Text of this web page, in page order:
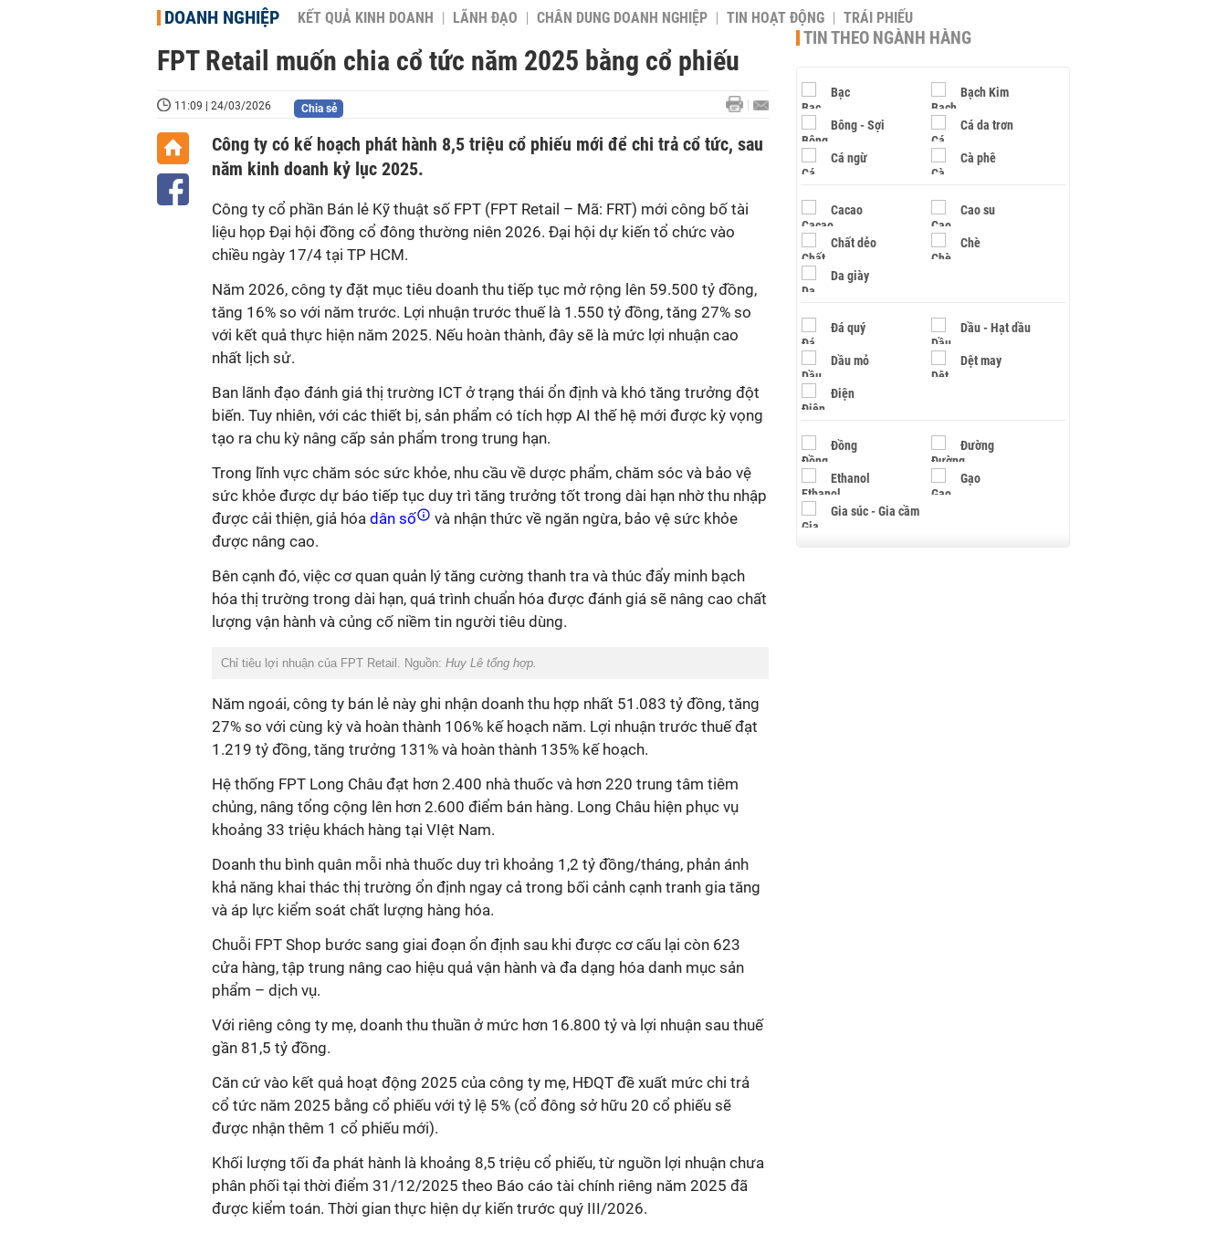
DOANH NGHIỆP KẾT QUẢ KINH DOANH LÃNH ĐẠO CHÂN DUNG DOANH NGHIỆP TIN HOẠT ĐỘNG TRÁI PHIẾU
FPT Retail muốn chia cổ tức năm 2025 bằng cổ phiếu
11:09 | 24/03/2026 Chia sẻ
Công ty có kế hoạch phát hành 8,5 triệu cổ phiếu mới để chi trả cổ tức, sau
năm kinh doanh kỷ lục 2025.
Công ty cổ phần Bán lẻ Kỹ thuật số FPT (FPT Retail – Mã: FRT) mới công bố tài
liệu họp Đại hội đồng cổ đông thường niên 2026. Đại hội dự kiến tổ chức vào
chiều ngày 17/4 tại TP HCM.
Năm 2026, công ty đặt mục tiêu doanh thu tiếp tục mở rộng lên 59.500 tỷ đồng,
tăng 16% so với năm trước. Lợi nhuận trước thuế là 1.550 tỷ đồng, tăng 27% so
với kết quả thực hiện năm 2025. Nếu hoàn thành, đây sẽ là mức lợi nhuận cao
nhất lịch sử.
Ban lãnh đạo đánh giá thị trường ICT ở trạng thái ổn định và khó tăng trưởng đột
biến. Tuy nhiên, với các thiết bị, sản phẩm có tích hợp AI thế hệ mới được kỳ vọng
tạo ra chu kỳ nâng cấp sản phẩm trong trung hạn.
Trong lĩnh vực chăm sóc sức khỏe, nhu cầu về dược phẩm, chăm sóc và bảo vệ
sức khỏe được dự báo tiếp tục duy trì tăng trưởng tốt trong dài hạn nhờ thu nhập
được cải thiện, giả hóa dân số
và nhận thức về ngăn ngừa, bảo vệ sức khỏe
được nâng cao.
Bên cạnh đó, việc cơ quan quản lý tăng cường thanh tra và thúc đẩy minh bạch
hóa thị trường trong dài hạn, quá trình chuẩn hóa được đánh giá sẽ nâng cao chất
lượng vận hành và củng cố niềm tin người tiêu dùng.
Chỉ tiêu lợi nhuận của FPT Retail. Nguồn: Huy Lê tổng hợp.
Năm ngoái, công ty bán lẻ này ghi nhận doanh thu hợp nhất 51.083 tỷ đồng, tăng
27% so với cùng kỳ và hoàn thành 106% kế hoạch năm. Lợi nhuận trước thuế đạt
1.219 tỷ đồng, tăng trưởng 131% và hoàn thành 135% kế hoạch.
Hệ thống FPT Long Châu đạt hơn 2.400 nhà thuốc và hơn 220 trung tâm tiêm
chủng, nâng tổng cộng lên hơn 2.600 điểm bán hàng. Long Châu hiện phục vụ
khoảng 33 triệu khách hàng tại VIệt Nam.
Doanh thu bình quân mỗi nhà thuốc duy trì khoảng 1,2 tỷ đồng/tháng, phản ánh
khả năng khai thác thị trường ổn định ngay cả trong bối cảnh cạnh tranh gia tăng
và áp lực kiểm soát chất lượng hàng hóa.
Chuỗi FPT Shop bước sang giai đoạn ổn định sau khi được cơ cấu lại còn 623
cửa hàng, tập trung nâng cao hiệu quả vận hành và đa dạng hóa danh mục sản
phẩm – dịch vụ.
Với riêng công ty mẹ, doanh thu thuần ở mức hơn 16.800 tỷ và lợi nhuận sau thuế
gần 81,5 tỷ đồng.
Căn cứ vào kết quả hoạt động 2025 của công ty mẹ, HĐQT đề xuất mức chi trả
cổ tức năm 2025 bằng cổ phiếu với tỷ lệ 5% (cổ đông sở hữu 20 cổ phiếu sẽ
được nhận thêm 1 cổ phiếu mới).
Khối lượng tối đa phát hành là khoảng 8,5 triệu cổ phiếu, từ nguồn lợi nhuận chưa
phân phối tại thời điểm 31/12/2025 theo Báo cáo tài chính riêng năm 2025 đã
được kiểm toán. Thời gian thực hiện dự kiến trước quý III/2026.
TIN THEO NGÀNH HÀNG
Bạc Bạch Kim
Bông - Sợi Cá da trơn
Cá ngừ Cà phê
Cacao Cao su
Chất dẻo Chè
Da giày
Đá quý Dầu - Hạt dầu
Dầu mỏ Dệt may
Điện
Đồng Đường
Ethanol Gạo
Gia súc - Gia cầm